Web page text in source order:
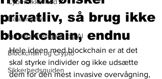
Datatilsynet
Kunstig Intelligens og AI
Blockchain og Crypto
Sikkerhedsguiden
privatliv, så brug ikke
blockchain, endnu
Hele ideen med blockchain er at det
skal styrke individer og ikke udsætte
dem for den mest invasive overvågning,